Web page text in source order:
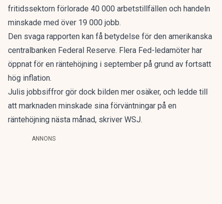
fritidssektorn förlorade 40 000 arbetstillfällen och handeln
minskade med över 19 000 jobb.
Den svaga rapporten kan få betydelse för den amerikanska
centralbanken Federal Reserve. Flera Fed-ledamöter har
öppnat för en räntehöjning i september på grund av fortsatt
hög inflation.
Julis jobbsiffror gör dock bilden mer osäker, och ledde till
att marknaden minskade sina förväntningar på en
räntehöjning nästa månad, skriver WSJ.
ANNONS